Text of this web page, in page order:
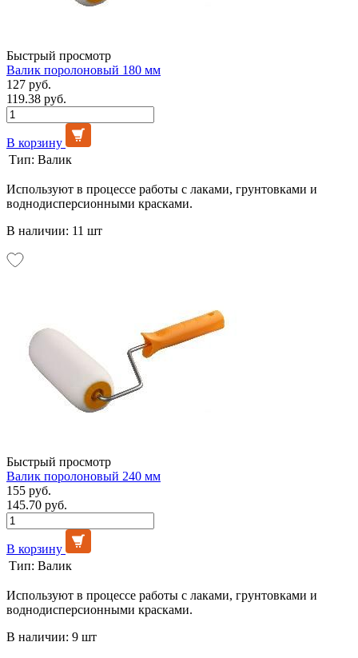
Быстрый просмотр
Валик поролоновый 180 мм
127 руб.
119.38 руб.
В корзину
Тип: Валик
Используют в процессе работы с лаками, грунтовками и
воднодисперсионными красками.
В наличии: 11 шт
Быстрый просмотр
Валик поролоновый 240 мм
155 руб.
145.70 руб.
В корзину
Тип: Валик
Используют в процессе работы с лаками, грунтовками и
воднодисперсионными красками.
В наличии: 9 шт